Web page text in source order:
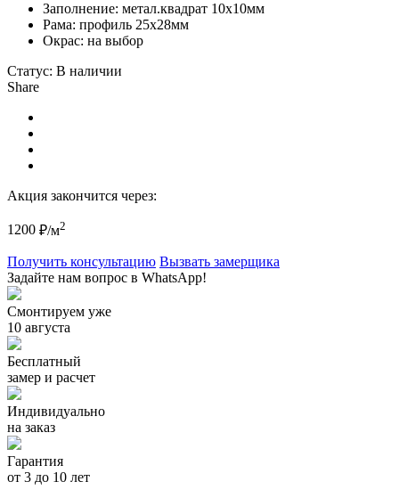
Заполнение: метал.квадрат 10х10мм
Рама: профиль 25х28мм
Окрас: на выбор
Статус: В наличии
Share
Акция закончится через:
1200 ₽/м2
Получить консультацию Вызвать замерщика
Задайте нам вопрос в WhatsApp!
Смонтируем уже
10 августа
Бесплатный
замер и расчет
Индивидуально
на заказ
Гарантия
от 3 до 10 лет